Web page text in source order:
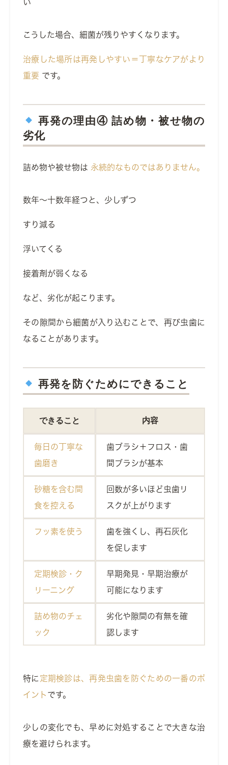
い
こうした場合、細菌が残りやすくなります。
治療した場所は再発しやすい＝丁寧なケアがより
重要 です。
再発の理由④ 詰め物・被せ物の
劣化
詰め物や被せ物は 永続的なものではありません。
数年〜十数年経つと、少しずつ
すり減る
浮いてくる
接着剤が弱くなる
など、劣化が起こります。
その隙間から細菌が入り込むことで、再び虫歯に
なることがあります。
再発を防ぐためにできること
できること 内容
毎日の丁寧な
歯磨き
歯ブラシ＋フロス・歯
間ブラシが基本
砂糖を含む間
食を控える
回数が多いほど虫歯リ
スクが上がります
フッ素を使う
歯を強くし、再石灰化
を促します
定期検診・ク
リーニング
早期発見・早期治療が
可能になります
詰め物のチェ
ック
劣化や隙間の有無を確
認します
特に 定期検診は、再発虫歯を防ぐための一番のポ
イント です。
少しの変化でも、早めに対処することで大きな治
療を避けられます。